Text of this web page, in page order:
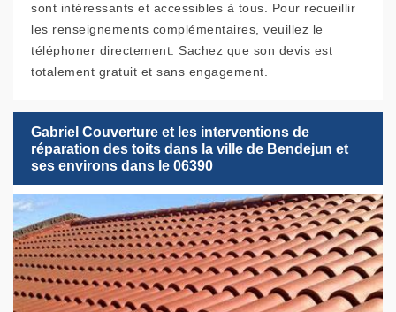
sont intéressants et accessibles à tous. Pour recueillir
les renseignements complémentaires, veuillez le
téléphoner directement. Sachez que son devis est
totalement gratuit et sans engagement.
Gabriel Couverture et les interventions de
réparation des toits dans la ville de Bendejun et
ses environs dans le 06390